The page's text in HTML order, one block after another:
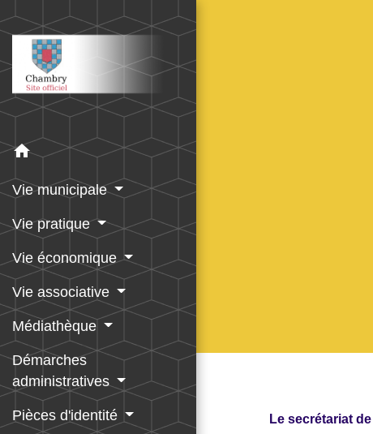
home
Vie municipale
Vie pratique
Vie économique
Vie associative
Médiathèque
Démarches
administratives
Pièces d'identité Le secrétariat